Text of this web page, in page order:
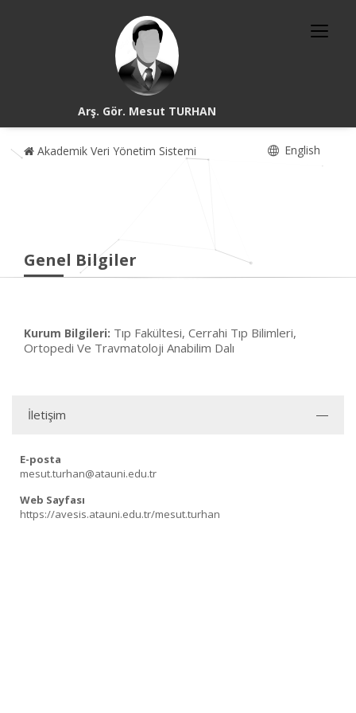
Arş. Gör. Mesut TURHAN
Akademik Veri Yönetim Sistemi English
Genel Bilgiler
Kurum Bilgileri: Tıp Fakültesi, Cerrahi Tıp Bilimleri,
Ortopedi Ve Travmatoloji Anabilim Dalı
İletişim
E-posta
mesut.turhan@atauni.edu.tr
Web Sayfası
https://avesis.atauni.edu.tr/mesut.turhan